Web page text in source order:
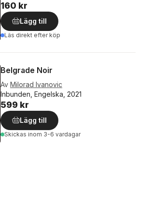
160 kr
Lägg till
Läs direkt efter köp
Belgrade Noir
Av Milorad Ivanovic
Inbunden, Engelska, 2021
599 kr
Lägg till
Skickas inom 3-6 vardagar